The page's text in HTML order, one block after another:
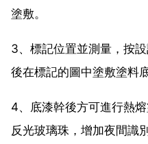
塗敷。
3、標記位置並測量，按
後在標記的圖中塗敷塗料底
4、底漆幹後方可進行熱
反光玻璃珠，增加夜間識